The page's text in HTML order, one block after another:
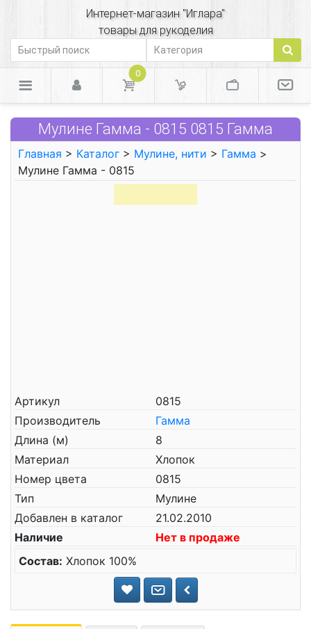
Интернет-магазин "Иглара"
товары для рукоделия
0
Мулине Гамма - 0815 0815 Гамма
Главная > Каталог > Мулине, нити > Гамма >
Мулине Гамма - 0815
Артикул
0815
Производитель
Гамма
Длина (м)
8
Материал
Хлопок
Номер цвета
0815
Тип
Мулине
Добавлен в каталог
21.02.2010
Наличие
Нет в продаже
Состав: Хлопок 100%